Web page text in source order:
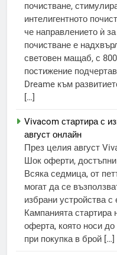
почистване,
интелигентното
че направлението ѝ
почистване е
световен мащаб, с
постижение
Dreame към
[…]
Vivacom стартира с
август онлайн
През целия август
Шок оферти,
Всяка седмица, от
могат да се
избрани устройства с
Кампанията стартира
оферта, която носи
при покупка в брой […]